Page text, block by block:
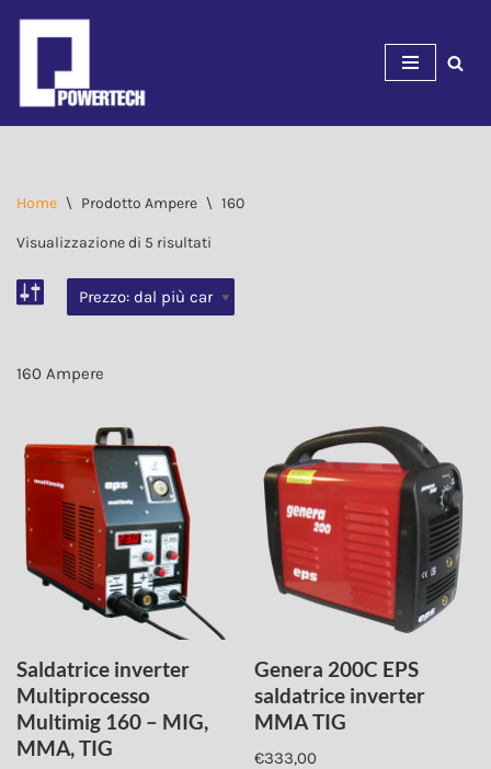
contenuto
Home \ Prodotto Ampere \ 160
Visualizzazione di 5 risultati
160 Ampere
Saldatrice inverter
Multiprocesso
Multimig 160 – MIG,
MMA, TIG
Genera 200C EPS
saldatrice inverter
MMA TIG
€333,00